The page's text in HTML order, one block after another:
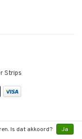
Strips
Is dat akkoord?
Ja